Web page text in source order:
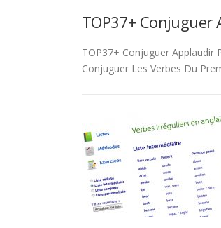
TOP37+ Conjuguer
TOP37+ Conjuguer Applaudir
Conjuguer Les Verbes Du